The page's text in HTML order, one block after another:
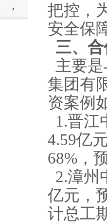
把控，
安全保
三、
主要
集团有
资案例
1.晋江
4.59亿
68%，
2.漳州
亿元，
计总工